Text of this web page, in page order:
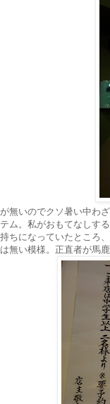
無いのでクソ暑い中わ
ム。私がおもてなしす
ちになっていたところ
無い模様。正直者が馬鹿